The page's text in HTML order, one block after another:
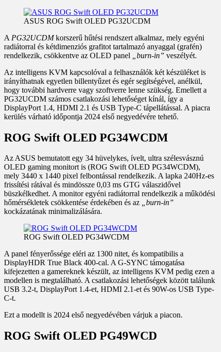
ASUS ROG Swift OLED PG32UCDM
A PG32UCDMkorszerű hűtési rendszert alkalmaz, mely egyéni
radiátorral és kétdimenziós grafitot tartalmazó anyaggal (grafén)
rendelkezik, csökkentve az OLED panel
„burn-in” veszélyét.
Az intelligens KVM kapcsolóval a felhasználók két készüléket is
irányíthatnak egyetlen billentyűzet és egér segítségével, anélkül,
hogy további hardverre vagy szoftverre lenne szükség. Emellett a
PG32UCDM számos csatlakozási lehetőséget kínál, így a
DisplayPort 1.4, HDMI 2.1 és USB Type-C tápellátással. A piacra
kerülés várható időpontja 2024 első negyedévére tehető.
ROG Swift OLED PG34WCDM
Az ASUS bemutatott egy 34 hüvelykes, ívelt, ultra szélesvásznú
OLED gaming monitort is (ROG Swift OLED PG34WCDM),
mely 3440 x 1440 pixel felbontással rendelkezik. A lapka 240Hz-es
frissítési rátával és mindössze 0,03 ms GTG válaszidővel
büszkélkedhet. A monitor egyéni radiátorral rendelkezik a működési
hőmérsékletek csökkentése érdekében és az „burn-in”
kockázatának minimalizálására.
ROG Swift OLED PG34WCDM
A panel fényerőssége eléri az 1300 nitet, és kompatibilis a
DisplayHDR True Black 400-cal. A G-SYNC támogatása
kifejezetten a gamereknek készült, az intelligens KVM pedig ezen a
modellen is megtalálható. A csatlakozási lehetőségek között találunk
USB 3.2-t, DisplayPort 1.4-et, HDMI 2.1-et és 90W-os USB Type-
C-t.
Ezt a modellt is 2024 első negyedévében várjuk a piacon.
ROG Swift OLED PG49WCD